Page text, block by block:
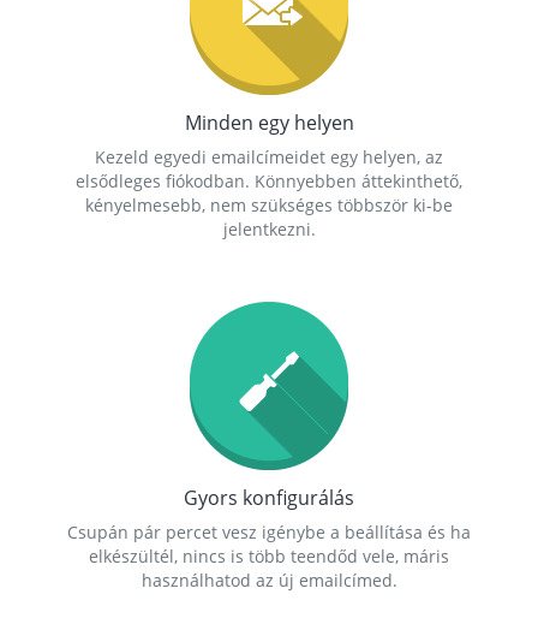
Minden egy helyen
Kezeld egyedi emailcímeidet egy helyen, az
elsődleges fiókodban. Könnyebben áttekinthető,
kényelmesebb, nem szükséges többször ki-be
jelentkezni.
Gyors konfigurálás
Csupán pár percet vesz igénybe a beállítása és ha
elkészültél, nincs is több teendőd vele, máris
használhatod az új emailcímed.